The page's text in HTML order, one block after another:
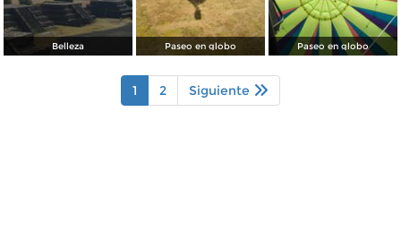
Belleza Paseo en globo Paseo en globo
1 2 Siguiente